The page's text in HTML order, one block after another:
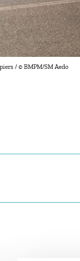
/ © BMPM/SM Aedo